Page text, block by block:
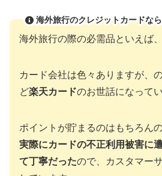
海外旅行のクレジットカードな
海外旅行の際の必需品といえば
カード会社は色々ありますが、
ど楽天カードのお世話になってい
ポイントが貯まるのはもちろんの
実際にカードの不正利用被害に
て丁寧だったので、カスタマー